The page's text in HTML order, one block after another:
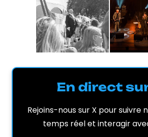
En direct
Rejoins-nous sur X pour suivre
temps réel et interagir